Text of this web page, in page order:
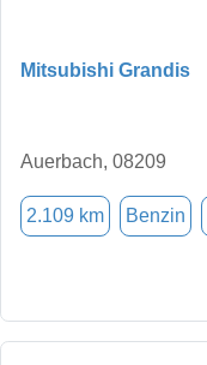
Mitsubishi Grandis
Auerbach, 08209
2.109 km Benzin